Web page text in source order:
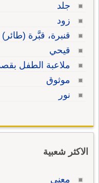
جلد
زود
قنبرة، قبَّرة (طائر)
قيحي
ملاعبة الطفل
موثوق
نور
الاكثر شعبية
معنى